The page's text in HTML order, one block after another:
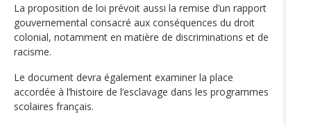
La proposition de loi prévoit aussi la remise d’un rapport
gouvernemental consacré aux conséquences du droit
colonial, notamment en matière de discriminations et de
racisme.
Le document devra également examiner la place
accordée à l’histoire de l’esclavage dans les programmes
scolaires français.